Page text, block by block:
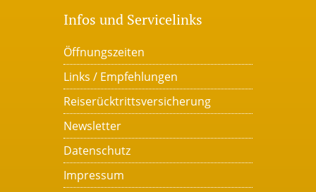
Infos und Servicelinks
Öffnungszeiten
Links / Empfehlungen
Reiserücktrittsversicherung
Newsletter
Datenschutz
Impressum